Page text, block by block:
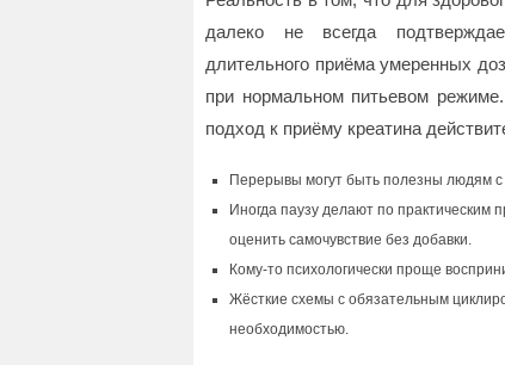
далеко не всегда
длительного приёма умеренных
при нормальном питьевом
подход к приёму креатина
Перерывы могут быть полезны людям
Иногда паузу делают по практическим
оценить самочувствие без добавки.
Кому-то психологически проще
Жёсткие схемы с обязательным
необходимостью.